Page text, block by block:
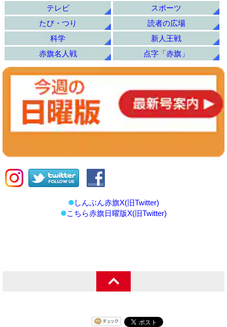
テレビ
スポーツ
たび・つり
読者の広場
科学
新人王戦
赤旗名人戦
点字「赤旗」
しんぶん赤旗X(旧Twitter)
こちら赤旗日曜版X(旧Twitter)